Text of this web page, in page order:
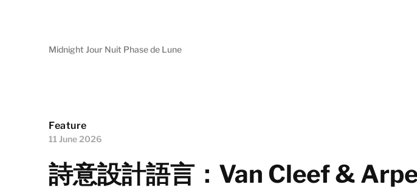
Midnight Jour Nuit Phase de Lune
Feature
11 June 2026
詩意設計語言：Van Cleef &